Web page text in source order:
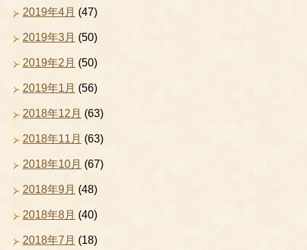
2019年4月 (47)
2019年3月 (50)
2019年2月 (50)
2019年1月 (56)
2018年12月 (63)
2018年11月 (63)
2018年10月 (67)
2018年9月 (48)
2018年8月 (40)
2018年7月 (18)